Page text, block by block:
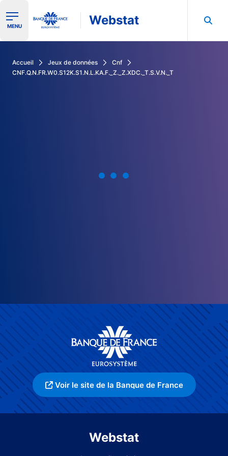
Ouvrir le menu de navigation
MENU Webstat
Accueil Jeux de données
Cnf
CNF.Q.N.FR.W0.S12K.S1.N.L.KA.F._Z._Z.XDC._T.S.V.N._T
Voir le site de la Banque de France
Webstat